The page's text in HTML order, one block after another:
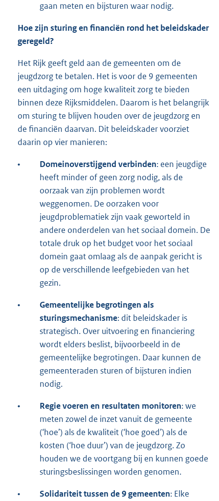
gaan meten en bijsturen waar nodig.
Hoe zijn sturing en financiën rond het beleidskader
geregeld?
Het Rijk geeft geld aan de gemeenten om de
jeugdzorg te betalen. Het is voor de 9 gemeenten
een uitdaging om hoge kwaliteit zorg te bieden
binnen deze Rijksmiddelen. Daarom is het belangrijk
om sturing te blijven houden over de jeugdzorg en
de financiën daarvan. Dit beleidskader voorziet
daarin op vier manieren:
• Domeinoverstijgend verbinden: een jeugdige
heeft minder of geen zorg nodig, als de
oorzaak van zijn problemen wordt
weggenomen. De oorzaken voor
jeugdproblematiek zijn vaak geworteld in
andere onderdelen van het sociaal domein. De
totale druk op het budget voor het sociaal
domein gaat omlaag als de aanpak gericht is
op de verschillende leefgebieden van het
gezin.
•
Gemeentelijke begrotingen als
sturingsmechanisme: dit beleidskader is
strategisch. Over uitvoering en financiering
wordt elders beslist, bijvoorbeeld in de
gemeentelijke begrotingen. Daar kunnen de
gemeenteraden sturen of bijsturen indien
nodig.
• Regie voeren en resultaten monitoren: we
meten zowel de inzet vanuit de gemeente
(‘hoe’) als de kwaliteit (‘hoe goed’) als de
kosten (‘hoe duur’) van de jeugdzorg. Zo
houden we de voortgang bij en kunnen goede
sturingsbeslissingen worden genomen.
• Solidariteit tussen de 9 gemeenten: Elke